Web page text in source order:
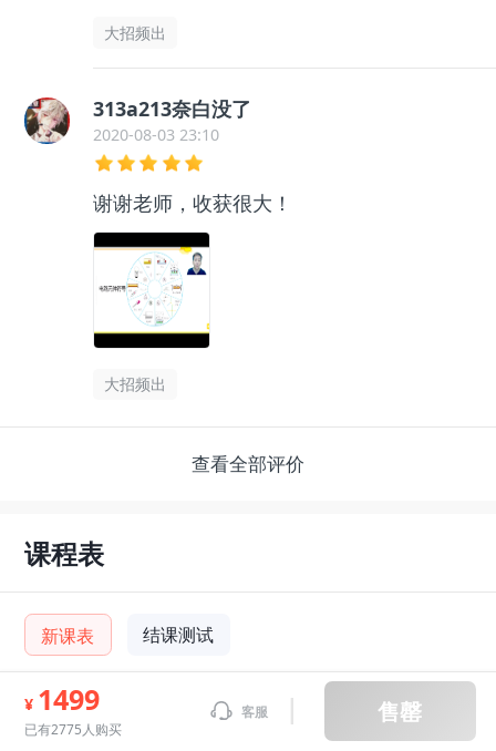
大招频出
313a213奈白没了
2020-08-03 23:10
谢谢老师，收获很大！
大招频出
查看全部评价
课程表
新课表 结课测试
01
主讲老师授课部分每讲40分钟
¥ 1499
已有2775人购买
客服 售罄